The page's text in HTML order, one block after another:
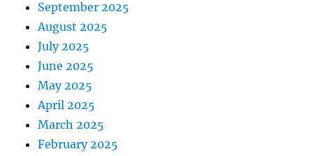
September 2025
August 2025
July 2025
June 2025
May 2025
April 2025
March 2025
February 2025